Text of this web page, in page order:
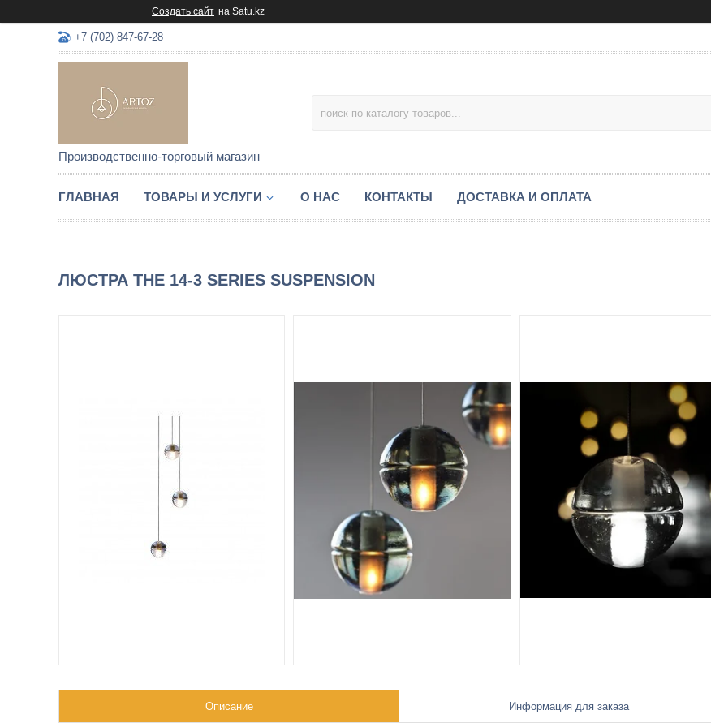
Создать сайт на Satu.kz
+7 (702) 847-67-28
Производственно-торговый магазин
ГЛАВНАЯ ТОВАРЫ И УСЛУГИ О НАС КОНТАКТЫ ДОСТАВКА И ОПЛАТА
ЛЮСТРА THE 14-3 SERIES SUSPENSION
Описание Информация для заказа